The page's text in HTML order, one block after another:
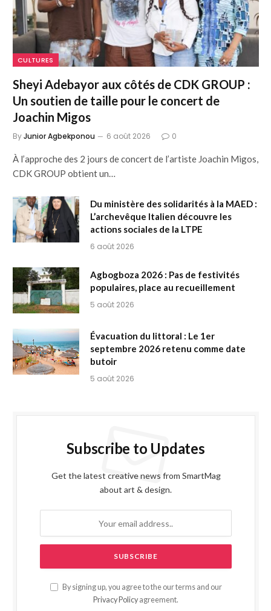
CULTURES
Sheyi Adebayor aux côtés de CDK GROUP :
Un soutien de taille pour le concert de
Joachin Migos
ByJunior Agbekponou 6 août 2026 0
À l’approche des 2 jours de concert de l’artiste Joachin Migos,
CDK GROUP obtient un…
Du ministère des solidarités à la MAED :
L’archevêque Italien découvre les
actions sociales de la LTPE
6 août 2026
Agbogboza 2026 : Pas de festivités
populaires, place au recueillement
5 août 2026
Évacuation du littoral : Le 1er
septembre 2026 retenu comme date
butoir
5 août 2026
Subscribe to Updates
Get the latest creative news from SmartMag
about art & design.
By signing up, you agree to the our terms and our
Privacy Policy agreement.